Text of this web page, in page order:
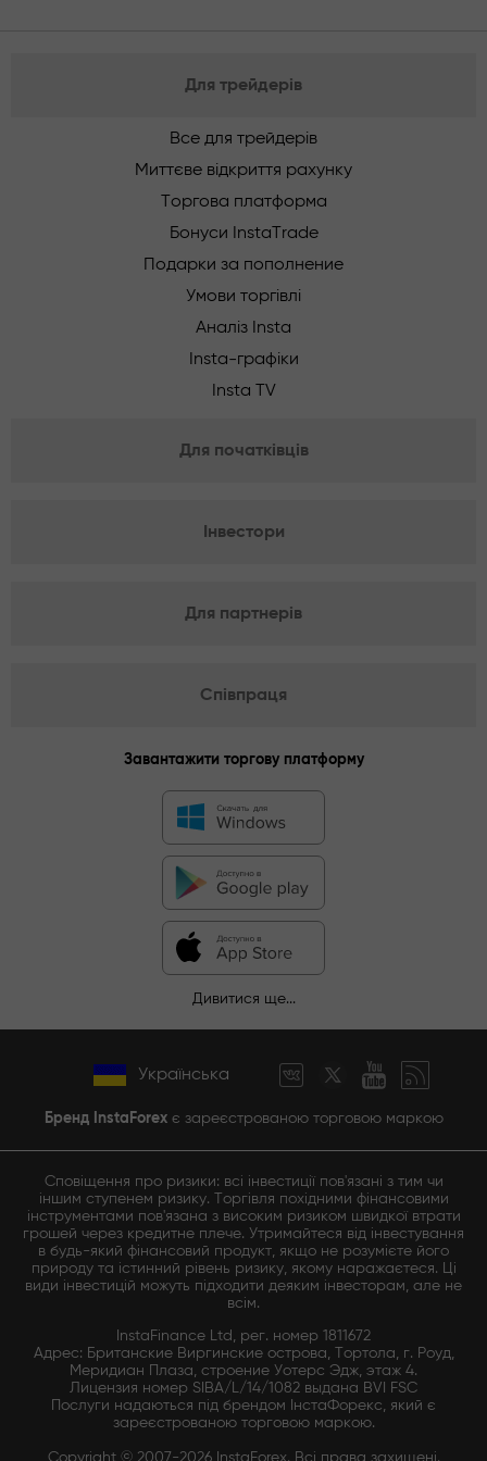
Для трейдерів
Все для трейдерів
Миттєве відкриття рахунку
Торгова платформа
Бонуси InstaTrade
Подарки за пополнение
Умови торгівлі
Аналіз Insta
Insta-графіки
Insta TV
Для початківців
Інвестори
Для партнерів
Співпраця
Завантажити торгову платформу
Дивитися ще...
Українська
Бренд InstaForexє зареєстрованою торговою маркою
Сповіщення про ризики: всі інвестиції пов'язані з тим чи
іншим ступенем ризику. Торгівля похідними фінансовими
інструментами пов'язана з високим ризиком швидкої втрати
грошей через кредитне плече. Утримайтеся від інвестування
в будь-який фінансовий продукт, якщо не розумієте його
природу та істинний рівень ризику, якому наражаєтеся. Ці
види інвестицій можуть підходити деяким інвесторам, але не
всім.
InstaFinance Ltd, рег. номер 1811672
Адрес: Британские Виргинские острова, Тортола, г. Роуд,
Меридиан Плаза, строение Уотерс Эдж, этаж 4.
Лицензия номер SIBA/L/14/1082 выдана BVI FSC
Послуги надаються під брендом ІнстаФорекс, який є
зареєстрованою торговою маркою.
Copyright © 2007-2026 InstaForex. Всі права захищені.